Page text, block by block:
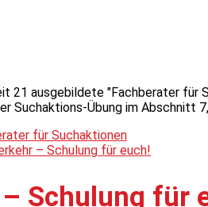
21 ausgebildete "Fachberater
Suchaktions-Übung im Abschnitt
für Suchaktionen
Schulung für